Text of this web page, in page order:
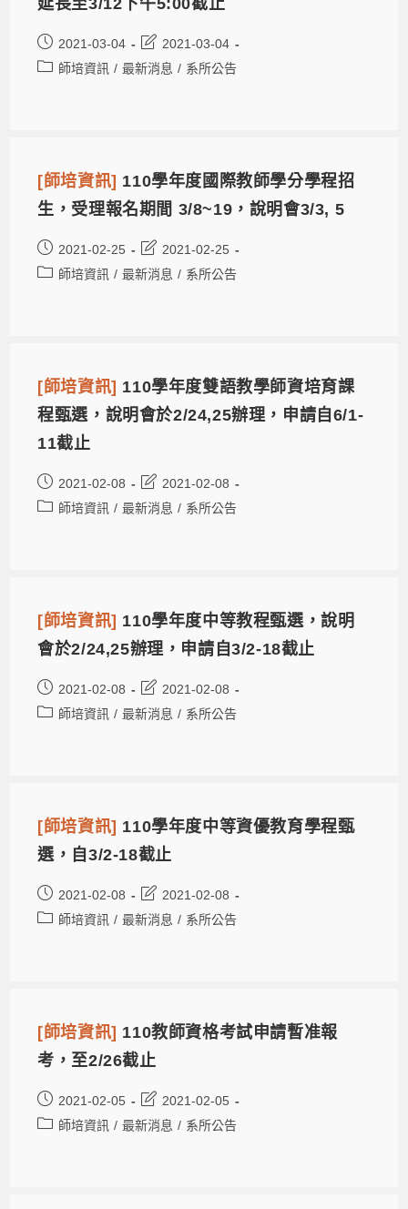
2021-03-04
2021-03-04
師培資訊 / 最新消息 / 系所公告
[師培資訊] 110學年度國際教師學分學程招
生，受理報名期間 3/8~19，說明會3/3, 5
2021-02-25
2021-02-25
師培資訊 / 最新消息 / 系所公告
[師培資訊] 110學年度雙語教學師資培育課
程甄選，說明會於2/24,25辦理，申請自6/1-
11截止
2021-02-08
2021-02-08
師培資訊 / 最新消息 / 系所公告
[師培資訊] 110學年度中等教程甄選，說明
會於2/24,25辦理，申請自3/2-18截止
2021-02-08
2021-02-08
師培資訊 / 最新消息 / 系所公告
[師培資訊] 110學年度中等資優教育學程甄
選，自3/2-18截止
2021-02-08
2021-02-08
師培資訊 / 最新消息 / 系所公告
[師培資訊] 110教師資格考試申請暫准報
考，至2/26截止
2021-02-05
2021-02-05
師培資訊 / 最新消息 / 系所公告